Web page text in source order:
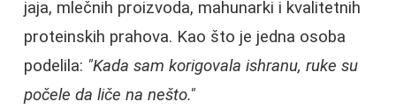
jaja, mlečnih proizvoda, mahunarki i kvalitetnih
proteinskih prahova. Kao što je jedna osoba
podelila: "Kada sam korigovala ishranu, ruke su
počele da liče na nešto."